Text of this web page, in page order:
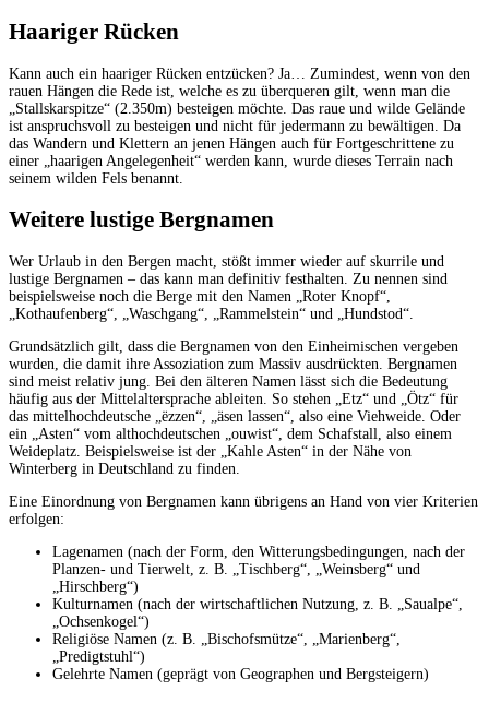
Haariger Rücken
Kann auch ein haariger Rücken entzücken? Ja… Zumindest, wenn von den
rauen Hängen die Rede ist, welche es zu überqueren gilt, wenn man die
„Stallskarspitze“ (2.350m) besteigen möchte. Das raue und wilde Gelände
ist anspruchsvoll zu besteigen und nicht für jedermann zu bewältigen. Da
das Wandern und Klettern an jenen Hängen auch für Fortgeschrittene zu
einer „haarigen Angelegenheit“ werden kann, wurde dieses Terrain nach
seinem wilden Fels benannt.
Weitere lustige Bergnamen
Wer Urlaub in den Bergen macht, stößt immer wieder auf skurrile und
lustige Bergnamen – das kann man definitiv festhalten. Zu nennen sind
beispielsweise noch die Berge mit den Namen „Roter Knopf“,
„Kothaufenberg“, „Waschgang“, „Rammelstein“ und „Hundstod“.
Grundsätzlich gilt, dass die Bergnamen von den Einheimischen vergeben
wurden, die damit ihre Assoziation zum Massiv ausdrückten. Bergnamen
sind meist relativ jung. Bei den älteren Namen lässt sich die Bedeutung
häufig aus der Mittelaltersprache ableiten. So stehen „Etz“ und „Ötz“ für
das mittelhochdeutsche „ëzzen“, „äsen lassen“, also eine Viehweide. Oder
ein „Asten“ vom althochdeutschen „ouwist“, dem Schafstall, also einem
Weideplatz. Beispielsweise ist der „Kahle Asten“ in der Nähe von
Winterberg in Deutschland zu finden.
Eine Einordnung von Bergnamen kann übrigens an Hand von vier Kriterien
erfolgen:
Lagenamen (nach der Form, den Witterungsbedingungen, nach der
Planzen- und Tierwelt, z. B. „Tischberg“, „Weinsberg“ und
„Hirschberg“)
Kulturnamen (nach der wirtschaftlichen Nutzung, z. B. „Saualpe“,
„Ochsenkogel“)
Religiöse Namen (z. B. „Bischofsmütze“, „Marienberg“,
„Predigtstuhl“)
Gelehrte Namen (geprägt von Geographen und Bergsteigern)